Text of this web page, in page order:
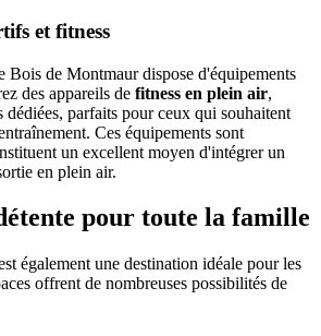
et fitness
Bois de Montmaur dispose d'équipements
des appareils de fitness en plein air,
dédiées, parfaits pour ceux qui souhaitent
Ces équipements sont
un excellent moyen d'intégrer un
en plein air.
pour toute la famille
également une destination idéale pour les
offrent de nombreuses possibilités de